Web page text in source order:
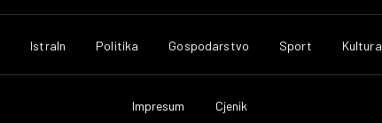
IstraIn Politika Gospodarstvo Sport Kultura
Impresum Cjenik